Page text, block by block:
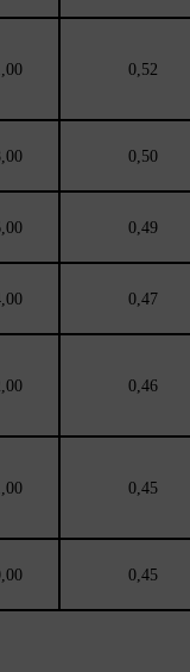
0,52
0,50
0,49
0,47
0,46
0,45
0,45